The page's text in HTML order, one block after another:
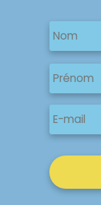
Nom
Nom
Nom
Prénom
E-
mail